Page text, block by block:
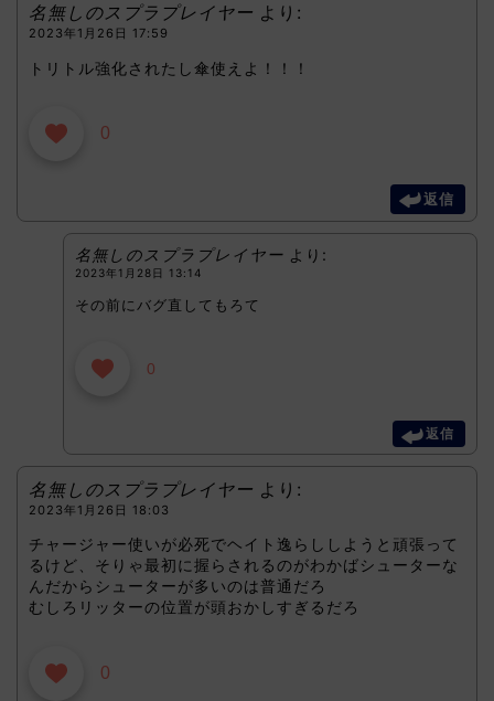
名無しのスプラプレイヤー より:
2023年1月26日 17:59
トリトル強化されたし傘使えよ！！！
0
返信
名無しのスプラプレイヤー より:
2023年1月28日 13:14
その前にバグ直してもろて
0
返信
名無しのスプラプレイヤー より:
2023年1月26日 18:03
チャージャー使いが必死でヘイト逸らししようと頑張って
るけど、そりゃ最初に握らされるのがわかばシューターな
んだからシューターが多いのは普通だろ
むしろリッターの位置が頭おかしすぎるだろ
0